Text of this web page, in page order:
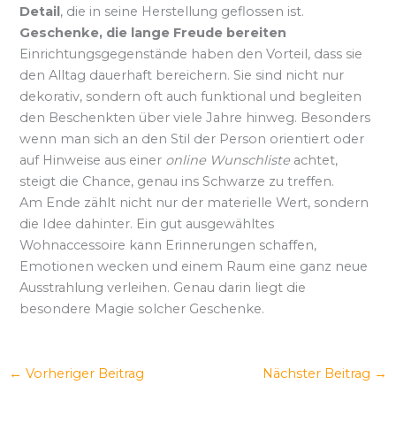
Detail, die in seine Herstellung geflossen ist.
Geschenke, die lange Freude bereiten
Einrichtungsgegenstände haben den Vorteil, dass sie
den Alltag dauerhaft bereichern. Sie sind nicht nur
dekorativ, sondern oft auch funktional und begleiten
den Beschenkten über viele Jahre hinweg. Besonders
wenn man sich an den Stil der Person orientiert oder
auf Hinweise aus einer online Wunschlisteachtet,
steigt die Chance, genau ins Schwarze zu treffen.
Am Ende zählt nicht nur der materielle Wert, sondern
die Idee dahinter. Ein gut ausgewähltes
Wohnaccessoire kann Erinnerungen schaffen,
Emotionen wecken und einem Raum eine ganz neue
Ausstrahlung verleihen. Genau darin liegt die
besondere Magie solcher Geschenke.
← Vorheriger Beitrag Nächster Beitrag →